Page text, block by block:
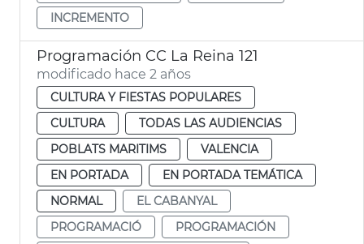
INCREMENTO
Programación CC La Reina 121
modificado hace 2 años
CULTURA Y FIESTAS POPULARES
CULTURA
TODAS LAS AUDIENCIAS
POBLATS MARITIMS
VALENCIA
EN PORTADA
EN PORTADA TEMÁTICA
NORMAL
EL CABANYAL
PROGRAMACIÓ
PROGRAMACIÓN